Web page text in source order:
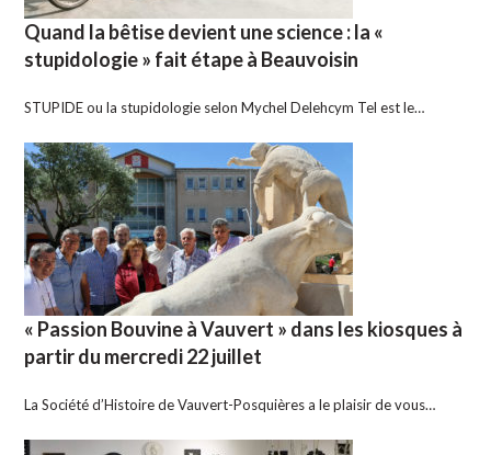
Quand la bêtise devient une science : la «
stupidologie » fait étape à Beauvoisin
STUPIDE ou la stupidologie selon Mychel Delehcym Tel est le…
« Passion Bouvine à Vauvert » dans les kiosques à
partir du mercredi 22 juillet
La Société d’Histoire de Vauvert-Posquières a le plaisir de vous…